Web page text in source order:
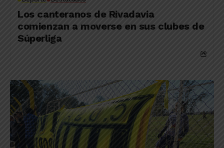
Los canteranos de Rivadavia
comienzan a moverse en sus clubes de
Súperliga